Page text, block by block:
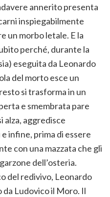
annerito presenta
inspiegabilmente
un morbo letale. E la
perché, durante la
eseguita da Leonardo
del morto esce un
si trasforma in un
e smembrata pare
alza, aggredisce
infine, prima di essere
con una mazzata che gli
dell’osteria.
del redivivo, Leonardo
Ludovico il Moro. Il